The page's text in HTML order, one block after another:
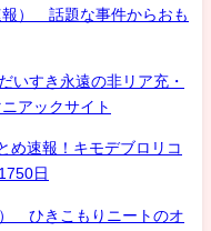
報） 話題な事件からおも
いすき永遠の非リア充・
アックサイト
め速報！キモデブロリコ
日
ひきこもりニートのオ